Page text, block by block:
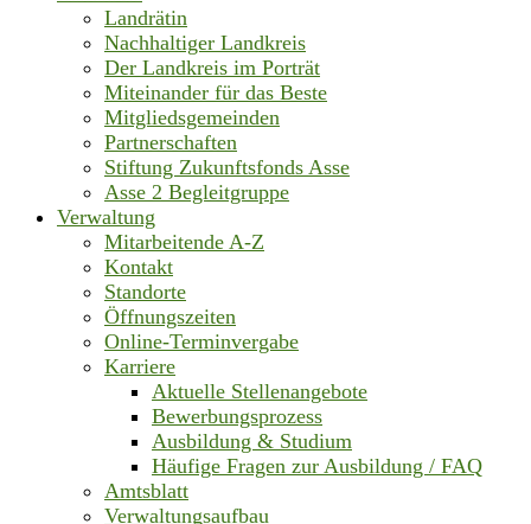
Landrätin
Nachhaltiger Landkreis
Der Landkreis im Porträt
Miteinander für das Beste
Mitgliedsgemeinden
Partnerschaften
Stiftung Zukunftsfonds Asse
Asse 2 Begleitgruppe
Verwaltung
Mitarbeitende A-Z
Kontakt
Standorte
Öffnungszeiten
Online-Terminvergabe
Karriere
Aktuelle Stellenangebote
Bewerbungsprozess
Ausbildung & Studium
Häufige Fragen zur Ausbildung / FAQ
Amtsblatt
Verwaltungsaufbau